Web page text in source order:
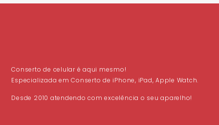
Conserto de celular é aqui mesmo!
Especializada em Conserto de iPhone, iPad, Apple Watch.
Desde 2010 atendendo com excelência o seu aparelho!